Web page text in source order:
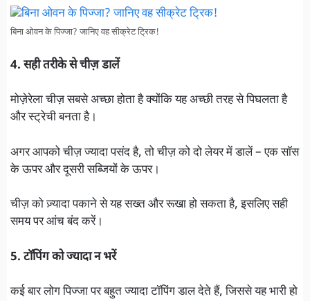
बिना ओवन के पिज्जा? जानिए वह सीक्रेट ट्रिक!
4. सही तरीके से चीज़ डालें
मोज़ेरेला चीज़ सबसे अच्छा होता है क्योंकि यह अच्छी तरह से पिघलता है
और स्ट्रेची बनता है।
अगर आपको चीज़ ज्यादा पसंद है, तो चीज़ को दो लेयर में डालें – एक सॉस
के ऊपर और दूसरी सब्जियों के ऊपर।
चीज़ को ज़्यादा पकाने से यह सख्त और रूखा हो सकता है, इसलिए सही
समय पर आंच बंद करें।
5. टॉपिंग को ज्यादा न भरें
कई बार लोग पिज्जा पर बहुत ज्यादा टॉपिंग डाल देते हैं, जिससे यह भारी हो